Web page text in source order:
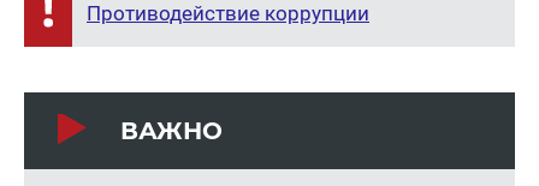
Противодействие коррупции
ВАЖНО